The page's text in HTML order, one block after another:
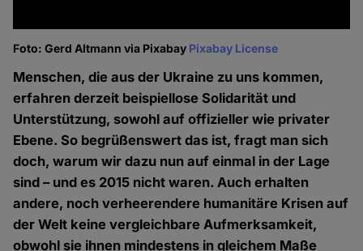
Foto: Gerd Altmann via Pixabay Pixabay License
Menschen, die aus der Ukraine zu uns kommen,
erfahren derzeit beispiellose Solidarität und
Unterstützung, sowohl auf offizieller wie privater
Ebene. So begrüßenswert das ist, fragt man sich
doch, warum wir dazu nun auf einmal in der Lage
sind – und es 2015 nicht waren. Auch erhalten
andere, noch verheerendere humanitäre Krisen auf
der Welt keine vergleichbare Aufmerksamkeit,
obwohl sie ihnen mindestens in gleichem Maße